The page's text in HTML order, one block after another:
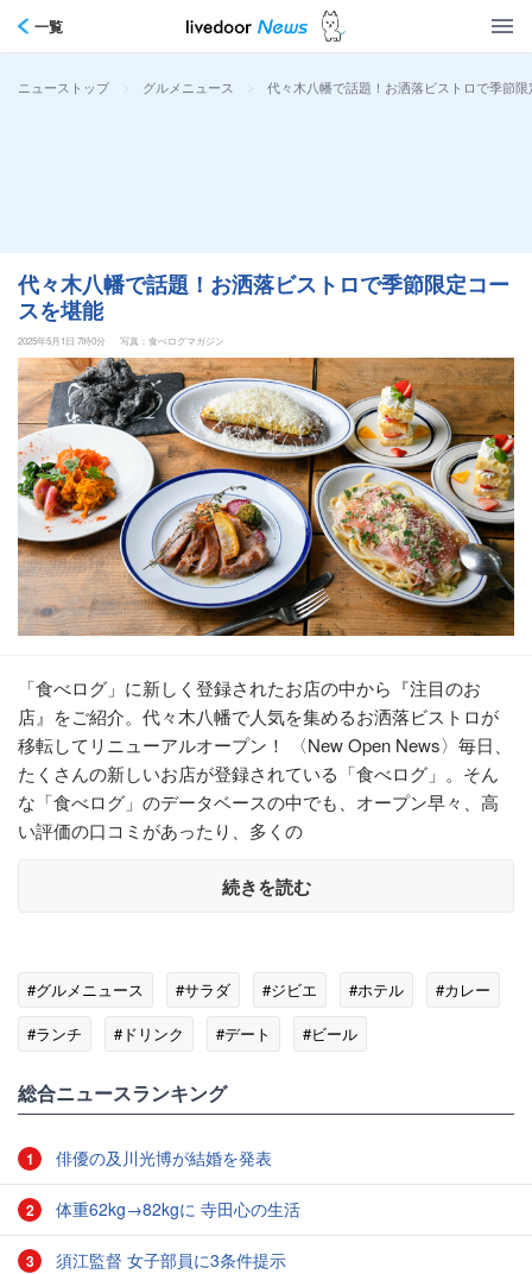
一覧
ニューストップ > グルメニュース > 代々木八幡で話題！お洒落ビストロで季節
代々木八幡で話題！お洒落ビストロで季節限定コー
スを堪能
2025年5月1日 7時0分 写真：食べログマガジン
「食べログ」に新しく登録されたお店の中から『注目のお
店』をご紹介。代々木八幡で人気を集めるお洒落ビストロが
移転してリニューアルオープン！ 〈New Open News〉毎日、
たくさんの新しいお店が登録されている「食べログ」。そん
な「食べログ」のデータベースの中でも、オープン早々、高
い評価の口コミがあったり、多くの
続きを読む
#グルメニュース #サラダ #ジビエ #ホテル
#カレー
#ランチ
#ドリンク #デート #ビール
総合ニュースランキング
1 俳優の及川光博が結婚を発表
2 体重62kg→82kgに 寺田心の生活
3 須江監督 女子部員に3条件提示